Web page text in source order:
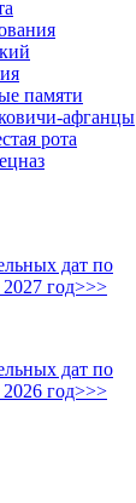
памяти
афганцы
рота
дат по
год>>>
дат по
год>>>